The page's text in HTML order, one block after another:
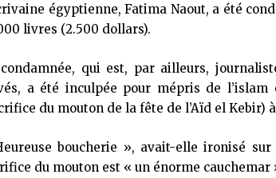
égyptienne, Fatima Naout, a été
livres (2.500 dollars).
qui est, par ailleurs,
a été inculpée pour mépris de
du mouton de la fête de l’Aïd el Kebir)
boucherie », avait-elle ironisé
du mouton est «un énorme cauchemar